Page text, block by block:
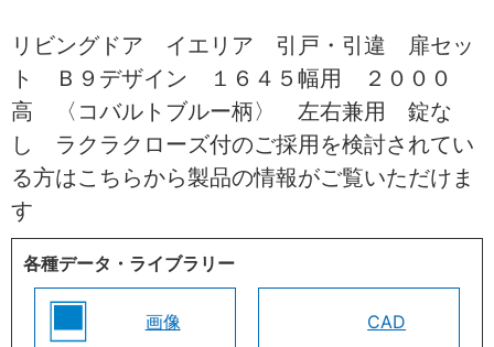
リビングドア イエリア 引戸・引違 扉セッ
ト Ｂ９デザイン １６４５幅用 ２０００
高 〈コバルトブルー柄〉 左右兼用 錠な
し ラクラクローズ付のご採用を検討されてい
る方はこちらから製品の情報がご覧いただけま
す
各種データ・ライブラリー
画像 CAD